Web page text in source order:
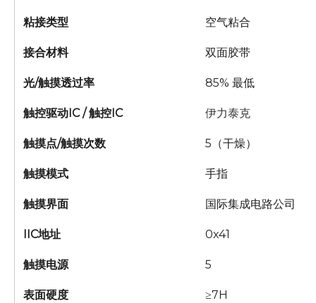
粘接类型 空气粘合
接合材料 双面胶带
光/触摸透过率 85% 最低
触控驱动IC / 触控IC 伊力泰克
触摸点/触摸次数 5（干燥）
触摸模式 手指
触摸界面 国际集成电路公司
IIC地址 0x41
触摸电源 5
表面硬度 ≥7H